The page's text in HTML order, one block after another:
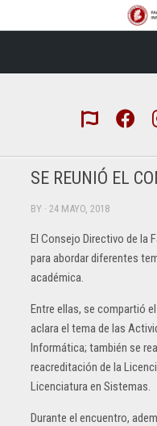
SE REUNIÓ EL
BY · 24 MAYO, 2018
El Consejo Directivo de la
para abordar diferentes
académica.
Entre ellas, se compartió
aclara el tema de las
Informática; también se
reacreditación de la
Licenciatura en Sistemas.
Durante el encuentro,